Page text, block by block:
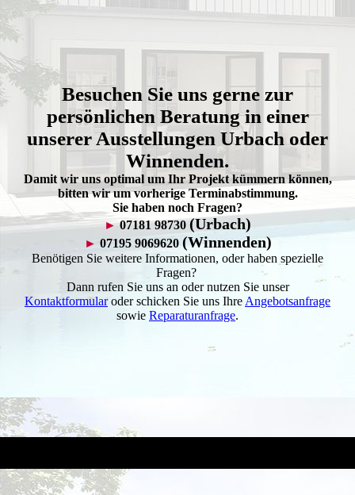
Besuchen Sie uns gerne zur
persönlichen Beratung in einer
unserer Ausstellungen Urbach oder
Winnenden.
Damit wir uns optimal um Ihr Projekt kümmern können,
bitten wir um vorherige Terminabstimmung.
Sie haben noch Fragen?
►07181 98730 (Urbach)
► 07195 9069620 (Winnenden)
Benötigen Sie weitere Informationen, oder haben spezielle
Fragen?
Dann rufen Sie uns an oder nutzen Sie unser
Kontaktformularoder schicken Sie uns Ihre Angebotsanfrage
sowie Reparaturanfrage.